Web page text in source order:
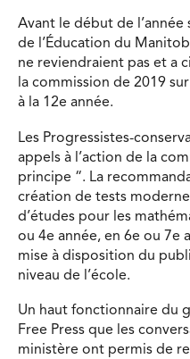
Avant le début de
de l’Éducation du
ne reviendraient pas et a
la commission de 2019
à la 12e année.
Les Progressistes-
appels à l’action de la
principe “. La
création de tests
d’études pour les
ou 4e année, en 6e ou 7e
mise à disposition du
niveau de l’école.
Un haut fonctionnaire du
Free Press que les
ministère ont permis de